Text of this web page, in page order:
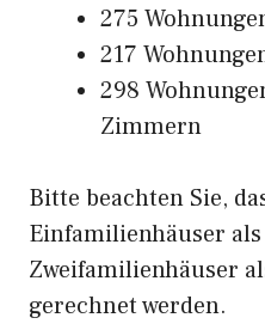
275
217
298
Zimmern
Bitte beachten Sie,
Einfamilienhäuser
Zweifamilienhäuser
gerechnet werden.